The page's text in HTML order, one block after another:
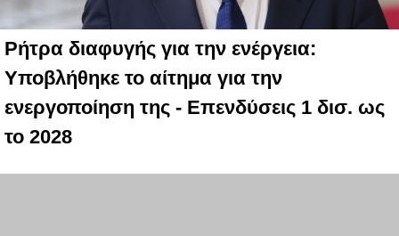
Ρήτρα διαφυγής για την ενέργεια:
Υποβλήθηκε το αίτημα για την
ενεργοποίηση της - Επενδύσεις 1 δισ. ως
το 2028